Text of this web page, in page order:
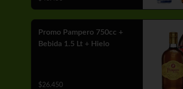
Promo Pampero 750cc +
Bebida 1.5 Lt + Hielo
$26.450